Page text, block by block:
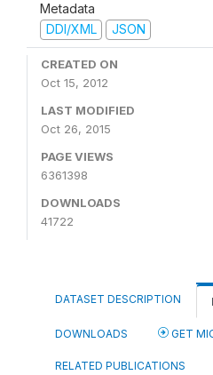
Metadata
DDI/XML
JSON
CREATED ON
Oct 15, 2012
LAST MODIFIED
Oct 26, 2015
PAGE VIEWS
6361398
DOWNLOADS
41722
DATASET DESCRIPTION
DOWNLOADS GET
RELATED PUBLICATIONS